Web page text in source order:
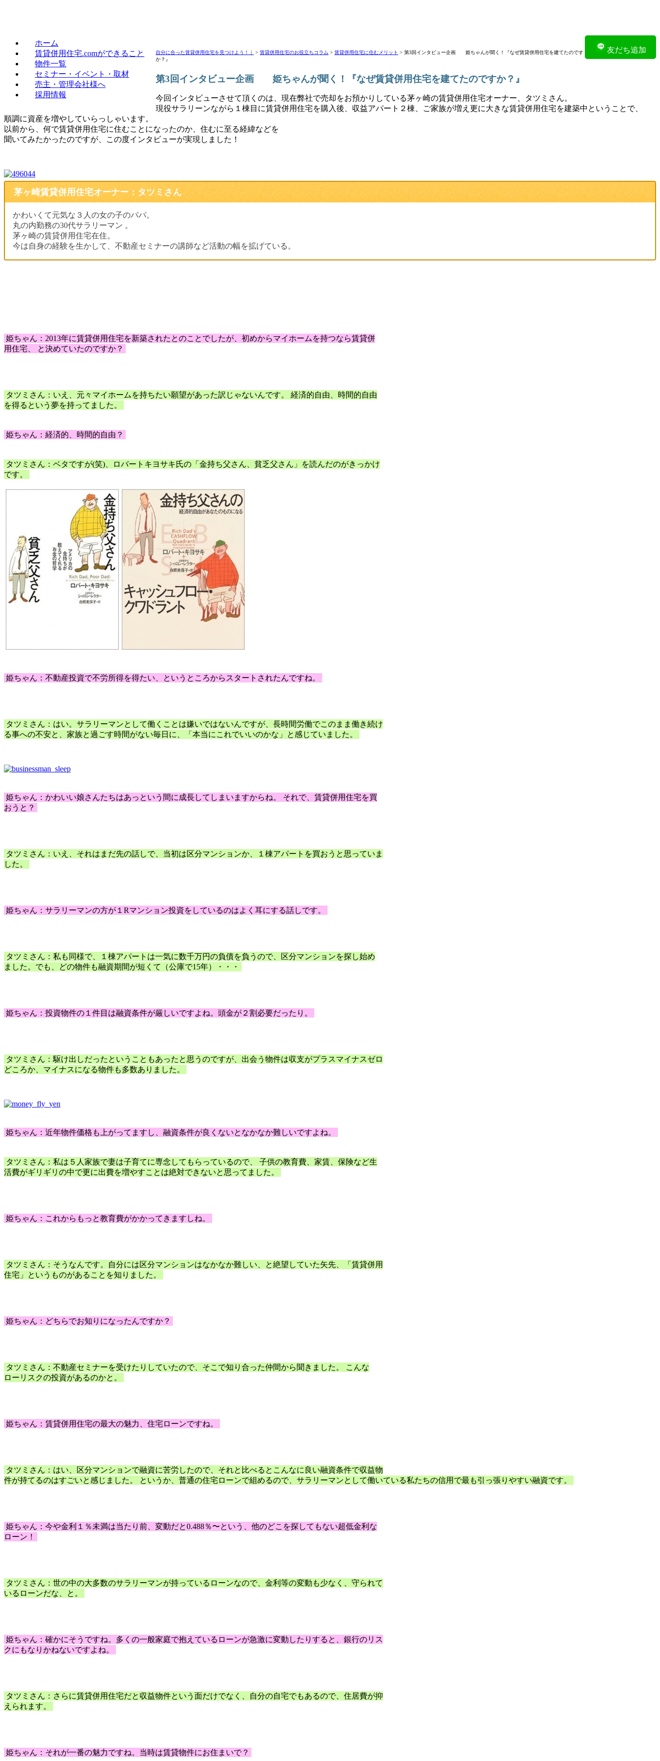
ホーム
賃貸併用住宅.comができること
物件一覧
セミナー・イベント・取材
売主・管理会社様へ
採用情報
友だち追加
自分に合った賃貸併用住宅を見つけよう！｜ > 賃貸併用住宅のお役立ちコラム > 賃貸併用住宅に住むメリット > 第3回インタビュー企画 姫ちゃんが聞く！『なぜ賃貸併用住宅を建てたのです
か？』
第3回インタビュー企画 姫ちゃんが聞く！『なぜ賃貸併用住宅を建てたのですか？』
今回インタビューさせて頂くのは、現在弊社で売却をお預かりしている茅ヶ崎の賃貸併用住宅オーナー、タツミさん。
現役サラリーンながら１棟目に賃貸併用住宅を購入後、収益アパート２棟、ご家族が増え更に大きな賃貸併用住宅を建築中ということで、
順調に資産を増やしていらっしゃいます。
以前から、何で賃貸併用住宅に住むことになったのか、住むに至る経緯などを
聞いてみたかったのですが、この度インタビューが実現しました！
茅ヶ崎賃貸併用住宅オーナー：タツミさん
かわいくて元気な３人の女の子のパパ。
丸の内勤務の30代サラリーマン 。
茅ヶ崎の賃貸併用住宅在住。
今は自身の経験を生かして、不動産セミナーの講師など活動の幅を拡げている。
姫ちゃん：2013年に賃貸併用住宅を新築されたとのことでしたが、初めからマイホームを持つなら賃貸併
用住宅、 と決めていたのですか？
タツミさん：いえ、元々マイホームを持ちたい願望があった訳じゃないんです。 経済的自由、時間的自由
を得るという夢を持ってました。
姫ちゃん：経済的、時間的自由？
タツミさん：ベタですが(笑)、ロバートキヨサキ氏の「金持ち父さん、貧乏父さん」を読んだのがきっかけ
です。
姫ちゃん：不動産投資で不労所得を得たい、というところからスタートされたんですね。
タツミさん：はい。サラリーマンとして働くことは嫌いではないんですが、長時間労働でこのまま働き続け
る事への不安と、家族と過ごす時間がない毎日に、「本当にこれでいいのかな」と感じていました。
姫ちゃん：かわいい娘さんたちはあっという間に成長してしまいますからね。 それで、賃貸併用住宅を買
おうと？
タツミさん：いえ、それはまだ先の話しで、当初は区分マンションか、１棟アパートを買おうと思っていま
した。
姫ちゃん：サラリーマンの方が１Rマンション投資をしているのはよく耳にする話しです。
タツミさん：私も同様で、１棟アパートは一気に数千万円の負債を負うので、区分マンションを探し始め
ました。でも、どの物件も融資期間が短くて（公庫で15年）・・・
姫ちゃん：投資物件の１件目は融資条件が厳しいですよね。頭金が２割必要だったり。
タツミさん：駆け出しだったということもあったと思うのですが、出会う物件は収支がプラスマイナスゼロ
どころか、マイナスになる物件も多数ありました。
姫ちゃん：近年物件価格も上がってますし、融資条件が良くないとなかなか難しいですよね。
タツミさん：私は５人家族で妻は子育てに専念してもらっているので、 子供の教育費、家賃、保険など生
活費がギリギリの中で更に出費を増やすことは絶対できないと思ってました。
姫ちゃん：これからもっと教育費がかかってきますしね。
タツミさん：そうなんです。自分には区分マンションはなかなか難しい、と絶望していた矢先、「賃貸併用
住宅」というものがあることを知りました。
姫ちゃん：どちらでお知りになったんですか？
タツミさん：不動産セミナーを受けたりしていたので、そこで知り合った仲間から聞きました。 こんな
ローリスクの投資があるのかと。
姫ちゃん：賃貸併用住宅の最大の魅力、住宅ローンですね。
タツミさん：はい、区分マンションで融資に苦労したので、それと比べるとこんなに良い融資条件で収益物
件が持てるのはすごいと感じました。 というか、普通の住宅ローンで組めるので、サラリーマンとして働いている私たちの信用で最も引っ張りやすい融資です。
姫ちゃん：今や金利１％未満は当たり前、変動だと0.488％〜という、他のどこを探してもない超低金利な
ローン！
タツミさん：世の中の大多数のサラリーマンが持っているローンなので、金利等の変動も少なく、守られて
いるローンだな、と。
姫ちゃん：確かにそうですね。多くの一般家庭で抱えているローンが急激に変動したりすると、銀行のリス
クにもなりかねないですよね。
タツミさん：さらに賃貸併用住宅だと収益物件という面だけでなく、自分の自宅でもあるので、住居費が抑
えられます。
姫ちゃん：それが一番の魅力ですね。当時は賃貸物件にお住まいで？